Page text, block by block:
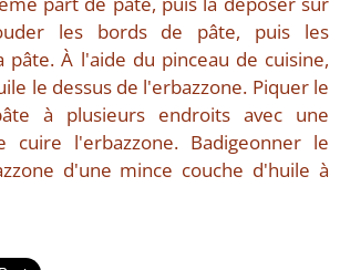
les bords de pâte, puis les
À l'aide du pinceau de cuisine,
le dessus de l'erbazzone. Piquer le
à plusieurs endroits avec une
cuire l'erbazzone. Badigeonner le
d'une mince couche d'huile à